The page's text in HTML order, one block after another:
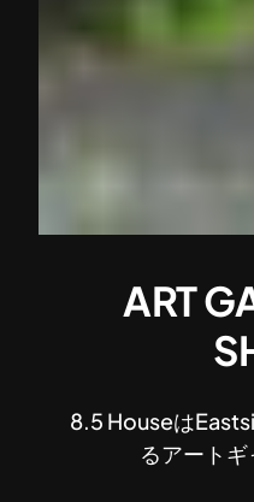
ART
8.5 Houseは
るアートギ